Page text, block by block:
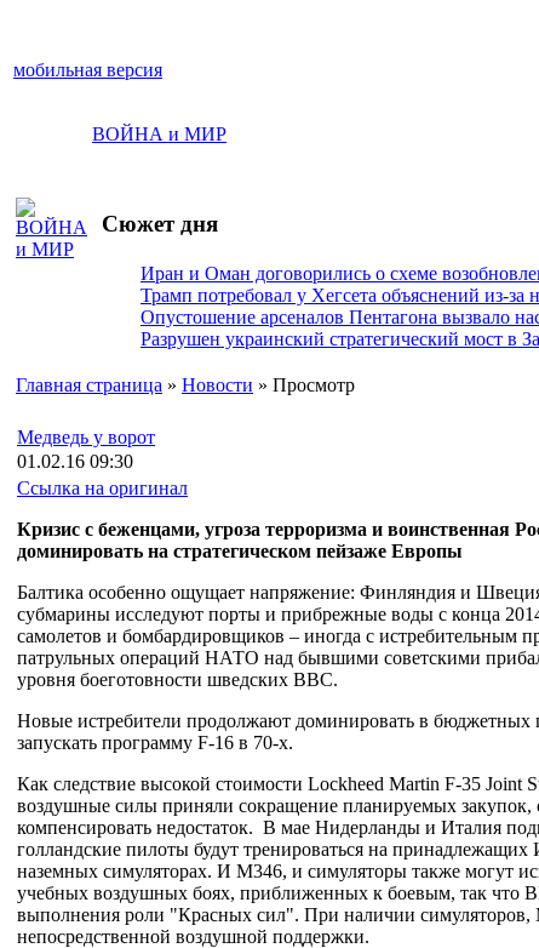
мобильная версия
ВОЙНА и МИР
Сюжет дня
Иран и Оман договорились о схеме
Трамп потребовал у Хегсета объяснений из-за
Опустошение арсеналов Пентагона вызвало
Разрушен украинский стратегический мост в
Главная страница » Новости » Просмотр
Медведь у ворот
01.02.16 09:30
Ссылка на оригинал
Кризис с беженцами, угроза терроризма и воинственная
доминировать на стратегическом пейзаже Европы
Балтика особенно ощущает напряжение: Финляндия и
субмарины исследуют порты и прибрежные воды с конца
самолетов и бомбардировщиков – иногда с истребительным
патрульных операций НАТО над бывшими советскими
уровня боеготовности шведских ВВС.
Новые истребители продолжают доминировать в бюджетных
запускать программу F-16 в 70-х.
Как следствие высокой стоимости Lockheed Martin F-35 Joint
воздушные силы приняли сокращение планируемых закупок,
компенсировать недостаток. В мае Нидерланды и Италия
голландские пилоты будут тренироваться на
наземных симуляторах. И М346, и симуляторы также могут
учебных воздушных боях, приближенных к боевым, так что
выполнения роли "Красных сил". При наличии симуляторов,
непосредственной воздушной поддержки.